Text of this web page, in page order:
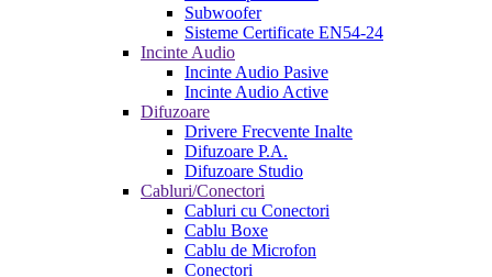
Subwoofer
Sisteme Certificate EN54-24
Incinte Audio
Incinte Audio Pasive
Incinte Audio Active
Difuzoare
Drivere Frecvente Inalte
Difuzoare P.A.
Difuzoare Studio
Cabluri/Conectori
Cabluri cu Conectori
Cablu Boxe
Cablu de Microfon
Conectori